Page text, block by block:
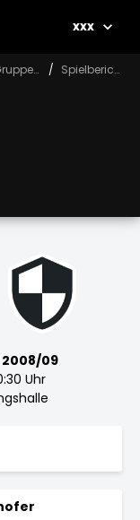
xxx
Qualifikation - Gruppe C Spielbericht
09
Uhr